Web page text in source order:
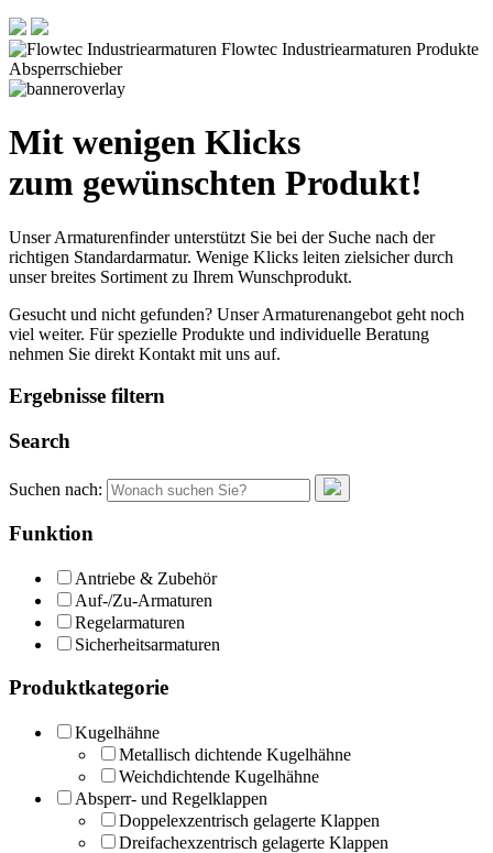
Mit wenigen Klicks
zum gewünschten Produkt!
Unser Armaturenfinder unterstützt Sie bei der Suche nach der
richtigen Standardarmatur. Wenige Klicks leiten zielsicher durch
unser breites Sortiment zu Ihrem Wunschprodukt.
Gesucht und nicht gefunden? Unser Armaturenangebot geht noch
viel weiter. Für spezielle Produkte und individuelle Beratung
nehmen Sie direkt Kontakt mit uns auf.
Ergebnisse filtern
Search
Suchen nach:
Funktion
Antriebe & Zubehör
Auf-/Zu-Armaturen
Regelarmaturen
Sicherheitsarmaturen
Produktkategorie
Kugelhähne
Metallisch dichtende Kugelhähne
Weichdichtende Kugelhähne
Absperr- und Regelklappen
Doppelexzentrisch gelagerte Klappen
Dreifachexzentrisch gelagerte Klappen